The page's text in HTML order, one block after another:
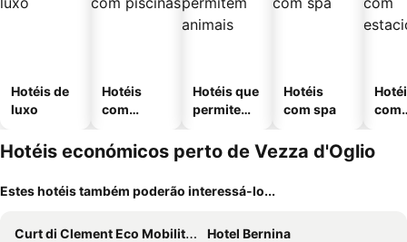
Hotéis de
luxo
Hotéis
com
Hotéis que
permitem
Hotéis
com spa
com
Hotéis económicos perto de Vezza d'Oglio
Estes hotéis também poderão interessá-lo...
Curt di Clement Eco Mobility Hotel
Hotel Bernina